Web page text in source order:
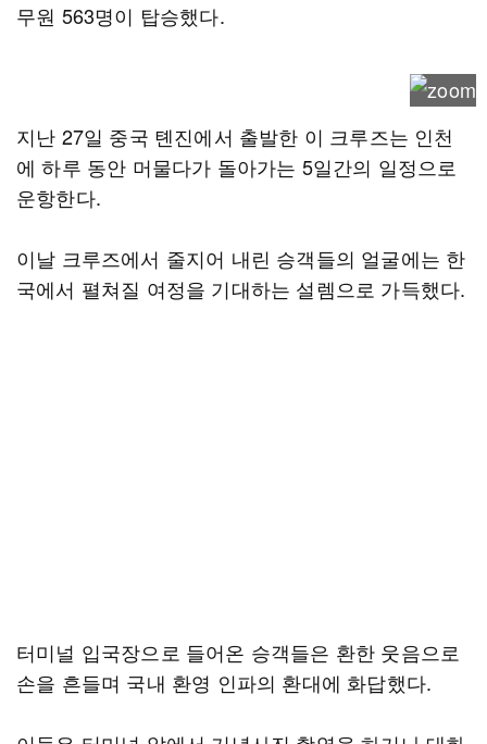
무원 563명이 탑승했다.
지난 27일 중국 톈진에서 출발한 이 크루즈는 인천
에 하루 동안 머물다가 돌아가는 5일간의 일정으로
운항한다.
이날 크루즈에서 줄지어 내린 승객들의 얼굴에는 한
국에서 펼쳐질 여정을 기대하는 설렘으로 가득했다.
터미널 입국장으로 들어온 승객들은 환한 웃음으로
손을 흔들며 국내 환영 인파의 환대에 화답했다.